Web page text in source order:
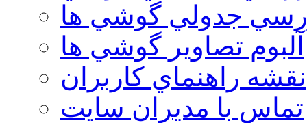
جدولي گوشي ها
آلبوم تصاوير گوشي ها
نقشه راهنماي كاربران
تماس با مديران سايت